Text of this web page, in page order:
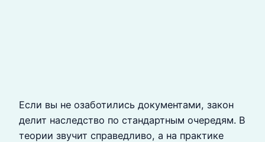
Если вы не озаботились документами, закон
делит наследство по стандартным очередям. В
теории звучит справедливо, а на практике